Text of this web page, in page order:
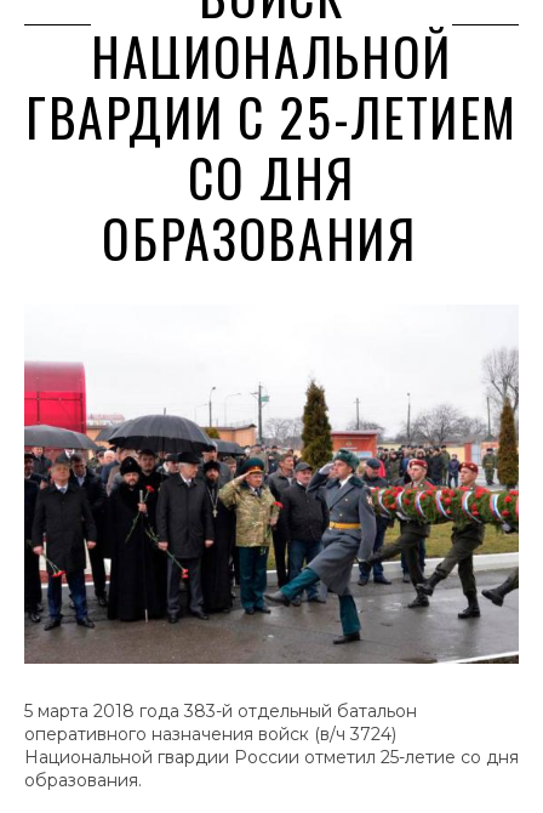
НАЦИОНАЛЬНОЙ
ГВАРДИИ С 25-ЛЕТИЕМ
СО ДНЯ
ОБРАЗОВАНИЯ
5 марта 2018 года 383-й отдельный батальон
оперативного назначения войск (в/ч 3724)
Национальной гвардии России отметил 25-летие со дня
образования.